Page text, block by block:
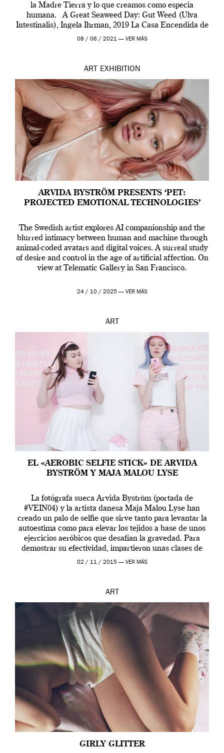
la Madre Tierra y lo que creamos como especia
humana. A Great Seaweed Day: Gut Weed (Ulva
Intestinalis), Ingela Ihrman, 2019 La Casa Encendida de
Madrid y la Wellcome […]
08 / 06 / 2021 — VER MÁS
ART EXHIBITION
ARVIDA BYSTRÖM PRESENTS ‘PET:
PROJECTED EMOTIONAL TECHNOLOGIES’
The Swedish artist explores AI companionship and the
blurred intimacy between human and machine through
animal-coded avatars and digital voices. A surreal study
of desire and control in the age of artificial affection. On
view at Telematic Gallery in San Francisco.
24 / 10 / 2025 — VER MÁS
ART
EL «AEROBIC SELFIE STICK» DE ARVIDA
BYSTRÖM Y MAJA MALOU LYSE
La fotógrafa sueca Arvida Byström (portada de
#VEIN04) y la artista danesa Maja Malou Lyse han
creado un palo de selfie que sirve tanto para levantar la
autoestima como para elevar los tejidos a base de unos
ejercicios aeróbicos que desafían la gravedad. Para
demostrar su efectividad, impartieron unas clases de
prueba en el Tate […]
02 / 11 / 2015 — VER MÁS
ART
GIRLY GLITTER